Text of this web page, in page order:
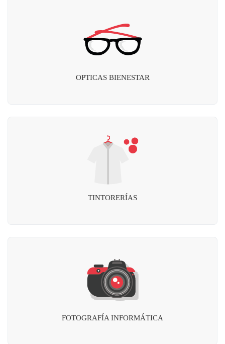
OPTICAS BIENESTAR
TINTORERÍAS
FOTOGRAFÍA INFORMÁTICA